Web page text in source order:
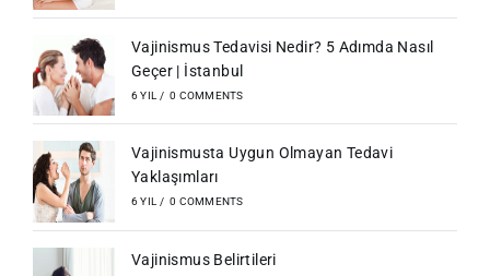
Vajinismus Tedavisi Nedir? 5 Adımda Nasıl
Geçer | İstanbul
6 YIL / 0 COMMENTS
Vajinismusta Uygun Olmayan Tedavi
Yaklaşımları
6 YIL / 0 COMMENTS
Vajinismus Belirtileri